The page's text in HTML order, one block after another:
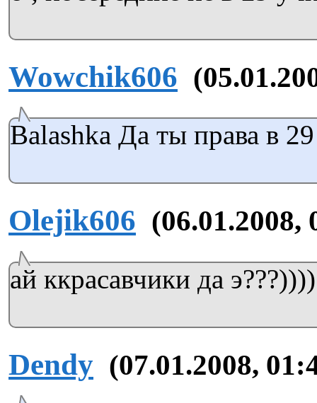
Wowchik606
Balashka Да ты права в
Olejik606 (06.01.2008,
ай ккрасавчики да э???))))
Dendy (07.01.2008,